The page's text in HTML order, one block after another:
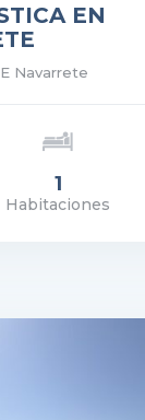
EN
Navarrete
1
Habitaciones